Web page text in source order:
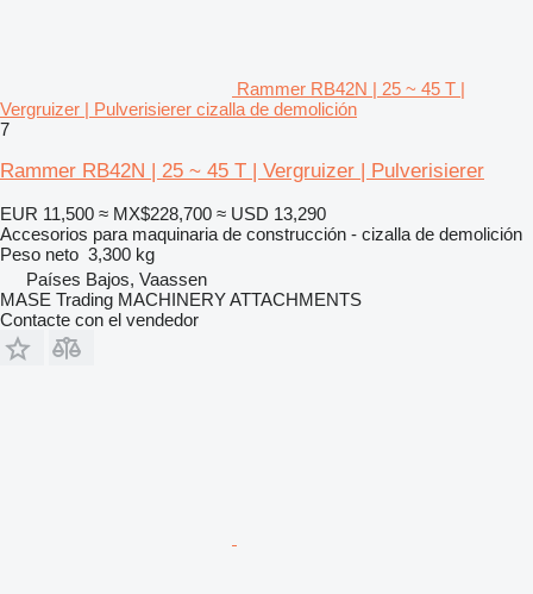
Rammer RB42N | 25 ~ 45 T |
Vergruizer | Pulverisierer cizalla de demolición
7
Rammer RB42N | 25 ~ 45 T | Vergruizer | Pulverisierer
EUR 11,500 ≈ MX$228,700 ≈ USD 13,290
Accesorios para maquinaria de construcción - cizalla de demolición
Peso neto 3,300 kg
Países Bajos, Vaassen
MASE Trading MACHINERY ATTACHMENTS
Contacte con el vendedor